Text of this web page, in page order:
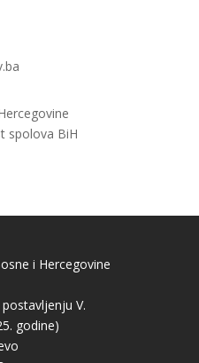
spolova BiH
i Hercegovine
V.
godine)